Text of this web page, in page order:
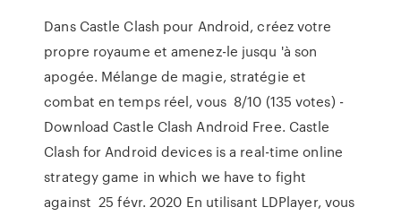
Dans Castle Clash pour Android, créez votre
propre royaume et amenez-le jusqu 'à son
apogée. Mélange de magie, stratégie et
combat en temps réel, vous 8/10 (135 votes) -
Download Castle Clash Android Free. Castle
Clash for Android devices is a real-time online
strategy game in which we have to fight
against 25 févr. 2020 En utilisant LDPlayer, vous